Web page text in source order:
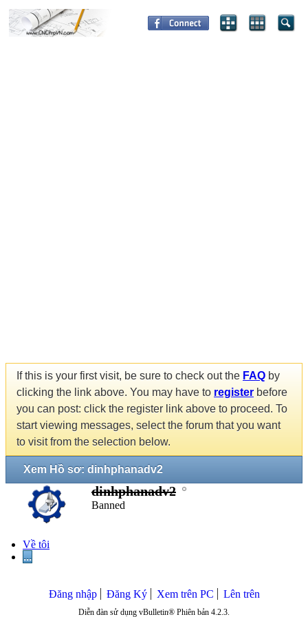
If this is your first visit, be sure to check out the FAQ by
clicking the link above. You may have to register before
you can post: click the register link above to proceed. To
start viewing messages, select the forum that you want
to visit from the selection below.
Xem Hồ sơ: dinhphanadv2
dinhphanadv2
Banned
Về tôi
...
Đăng nhập Đăng Ký Xem trên PC Lên trên
Diễn đàn sử dụng vBulletin® Phiên bản 4.2.3.